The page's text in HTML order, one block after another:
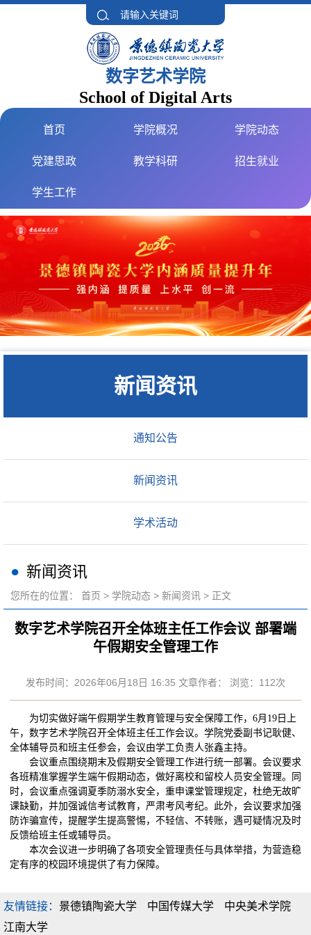
数字艺术学院
School of Digital Arts
首页 学院概况 学院动态
党建思政 教学科研 招生就业
学生工作
新闻资讯
通知公告
新闻资讯
学术活动
新闻资讯
您所在的位置： 首页 > 学院动态 > 新闻资讯 > 正文
数字艺术学院召开全体班主任工作会议 部署端
午假期安全管理工作
发布时间：2026年06月18日 16:35 文章作者： 浏览： 112次
为切实做好端午假期学生教育管理与安全保障工作，6月19日上
午，数字艺术学院召开全体班主任工作会议。学院党委副书记耿健、
全体辅导员和班主任参会，会议由学工负责人张鑫主持。
会议重点围绕期末及假期安全管理工作进行统一部署。会议要求
各班精准掌握学生端午假期动态，做好离校和留校人员安全管理。同
时，会议重点强调夏季防溺水安全，重申课堂管理规定，杜绝无故旷
课缺勤，并加强诚信考试教育，严肃考风考纪。此外，会议要求加强
防诈骗宣传，提醒学生提高警惕，不轻信、不转账，遇可疑情况及时
反馈给班主任或辅导员。
本次会议进一步明确了各项安全管理责任与具体举措，为营造稳
定有序的校园环境提供了有力保障。
友情链接： 景德镇陶瓷大学 中国传媒大学
中央美术学院
江南大学